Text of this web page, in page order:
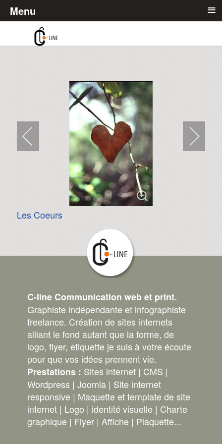
Les Coeurs
C-line Communication web et print.
Graphiste indépendante et infographiste
freelance. Création de sites internets
alliant le fond autant que la forme, de
logo, flyer, etiquette je suis à votre écoute
pour que vos idées prennent vie.
Prestations : Sites internet | CMS |
Wordpress | Joomla | Site internet
responsive | Maquette et template de site
internet | Logo | identité visuelle | Charte
graphique | Flyer | Affiche | Plaquette...
Menu ≡